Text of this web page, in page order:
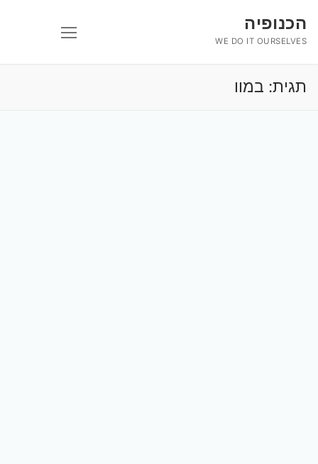
לתוכןהכנופיה
WE DO IT OURSELVES
תגית: במוו